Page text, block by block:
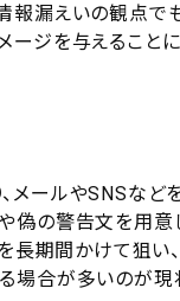
報漏えいの観点
ジを与えることに
メールやSNSな
偽の警告文を用意
長期間かけて狙
場合が多いのが現